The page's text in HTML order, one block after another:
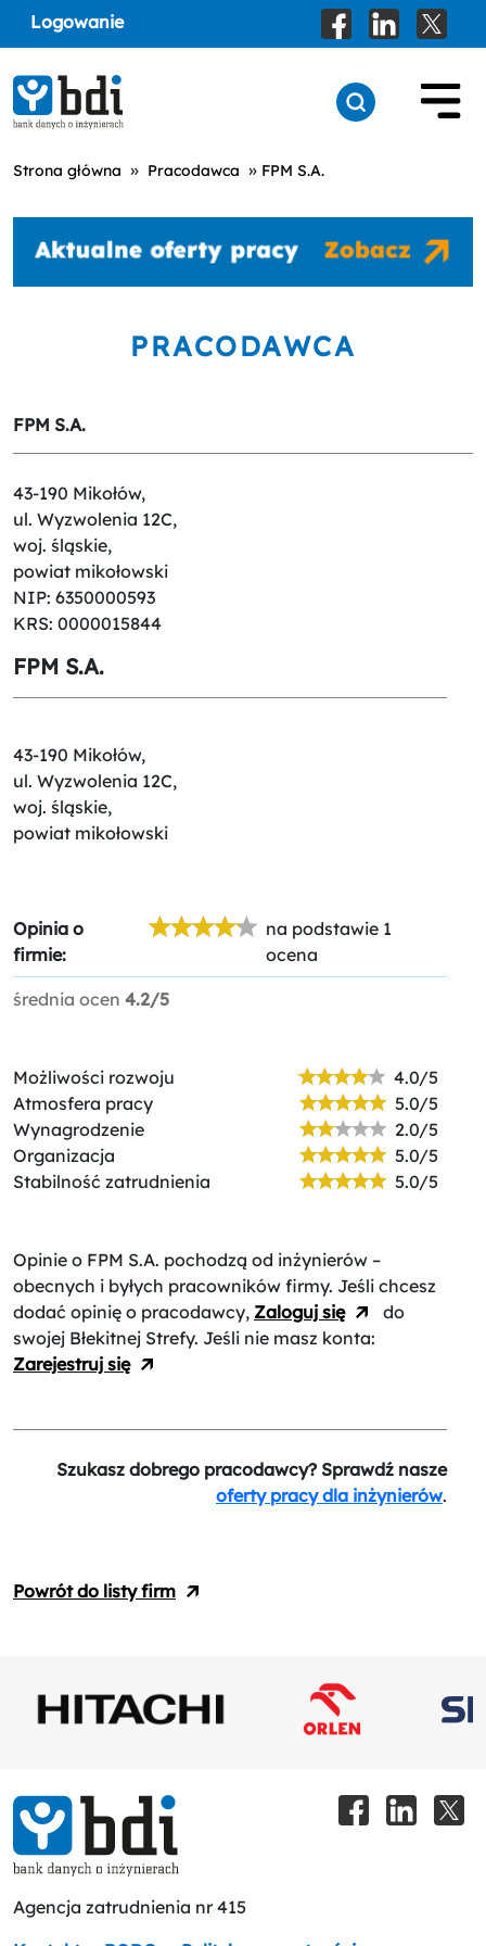
Logowanie
Strona główna » Pracodawca » FPM S.A.
PRACODAWCA
FPM S.A.
43-190 Mikołów,
ul. Wyzwolenia 12C,
woj. śląskie,
powiat mikołowski
NIP: 6350000593
KRS: 0000015844
FPM S.A.
43-190 Mikołów,
ul. Wyzwolenia 12C,
woj. śląskie,
powiat mikołowski
Opinia o
firmie:
na podstawie 1
ocena
średnia ocen 4.2/5
Możliwości rozwoju
4.0/5
Atmosfera pracy
5.0/5
Wynagrodzenie
2.0/5
Organizacja
5.0/5
Stabilność zatrudnienia
5.0/5
Opinie o FPM S.A. pochodzą od inżynierów –
obecnych i byłych pracowników firmy. Jeśli chcesz
dodać opinię o pracodawcy, Zaloguj się
do
swojej Błekitnej Strefy. Jeśli nie masz konta:
Zarejestruj się
Szukasz dobrego pracodawcy? Sprawdź nasze
oferty pracy dla inżynierów.
Powrót do listy firm
Agencja zatrudnienia nr 415